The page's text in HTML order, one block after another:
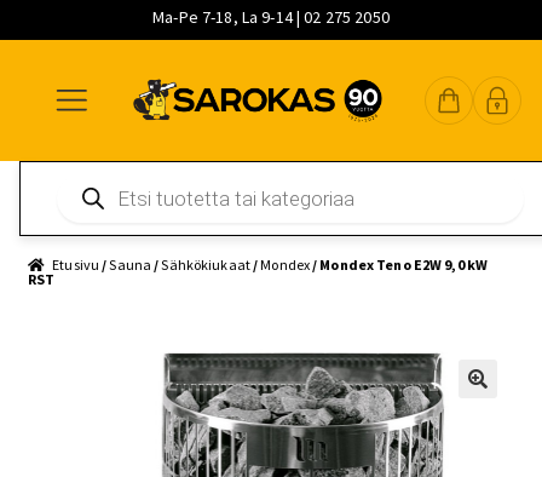
Ma-Pe 7-18, La 9-14 | 02 275 2050
navigointiin
sisältöön
pääsisältöön
search
Etusivu /Sauna /Sähkökiukaat/Mondex / Mondex Teno E2W 9,0 kW
RST